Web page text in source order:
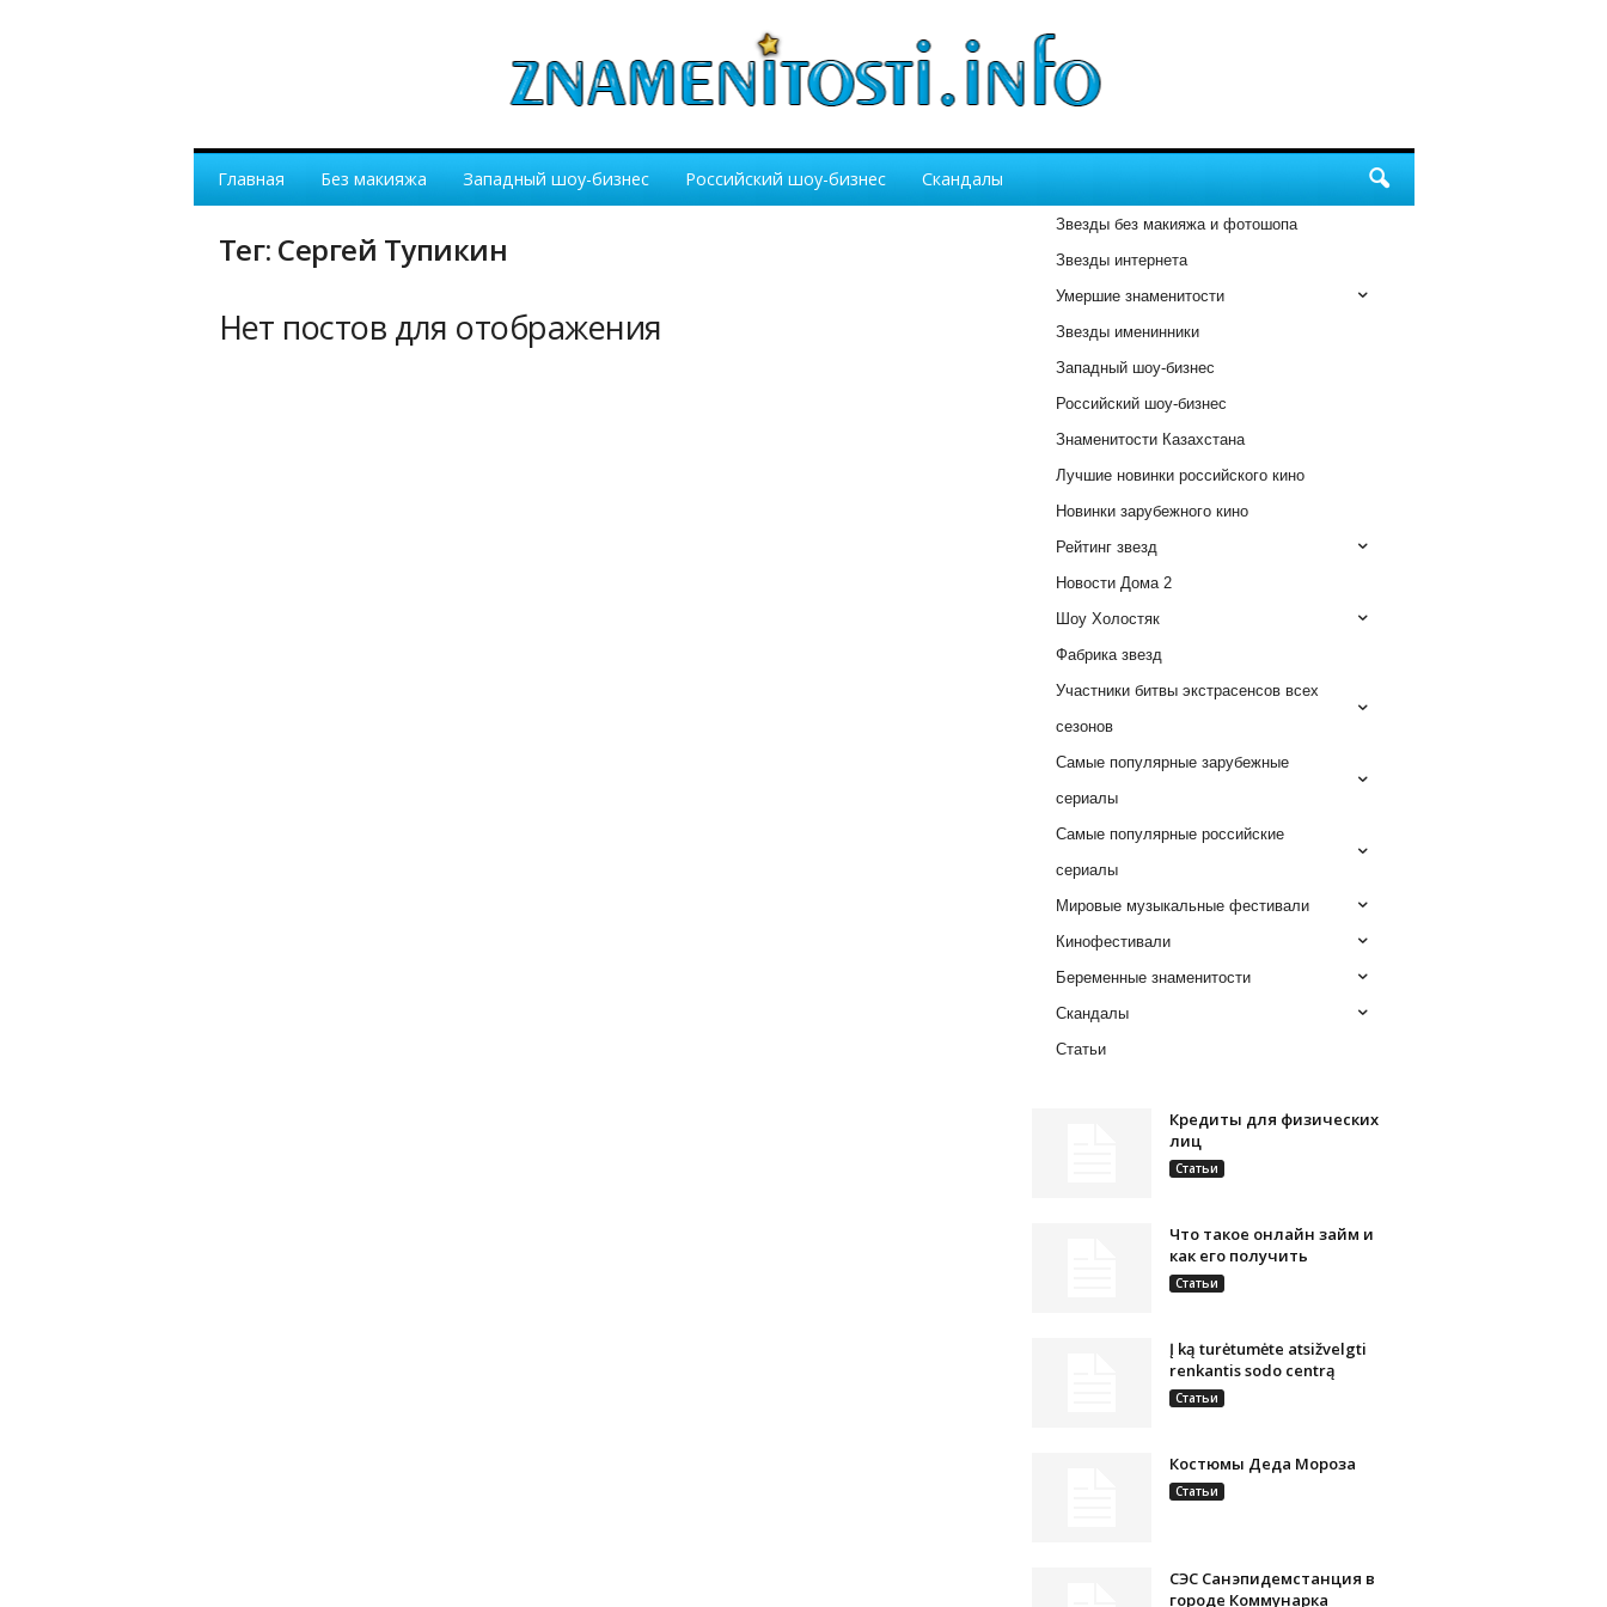
Главная Без макияжа Западный шоу-бизнес Российский шоу-бизнес Скандалы
Тег: Сергей Тупикин
Нет постов для отображения
Звезды без макияжа и фотошопа
Звезды интернета
Умершие знаменитости
Звезды именинники
Западный шоу-бизнес
Российский шоу-бизнес
Знаменитости Казахстана
Лучшие новинки российского кино
Новинки зарубежного кино
Рейтинг звезд
Новости Дома 2
Шоу Холостяк
Фабрика звезд
Участники битвы экстрасенсов всех
сезонов
Самые популярные зарубежные
сериалы
Самые популярные российские
сериалы
Мировые музыкальные фестивали
Кинофестивали
Беременные знаменитости
Скандалы
Статьи
Кредиты для физических
лиц
Статьи
Что такое онлайн займ и
как его получить
Статьи
Į ką turėtumėte atsižvelgti
renkantis sodo centrą
Статьи
Костюмы Деда Мороза
Статьи
СЭС Санэпидемстанция в
городе Коммунарка